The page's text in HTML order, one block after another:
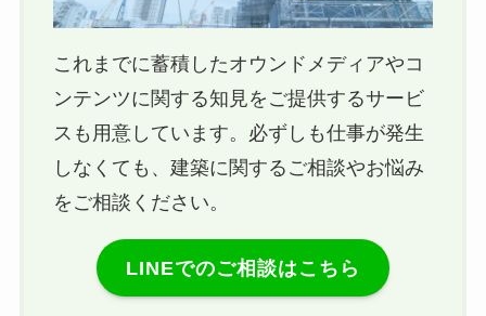
これまでに蓄積したオウンドメディアやコ
ンテンツに関する知見をご提供するサービ
スも用意しています。必ずしも仕事が発生
しなくても、建築に関するご相談やお悩み
をご相談ください。
LINEでのご相談はこちら